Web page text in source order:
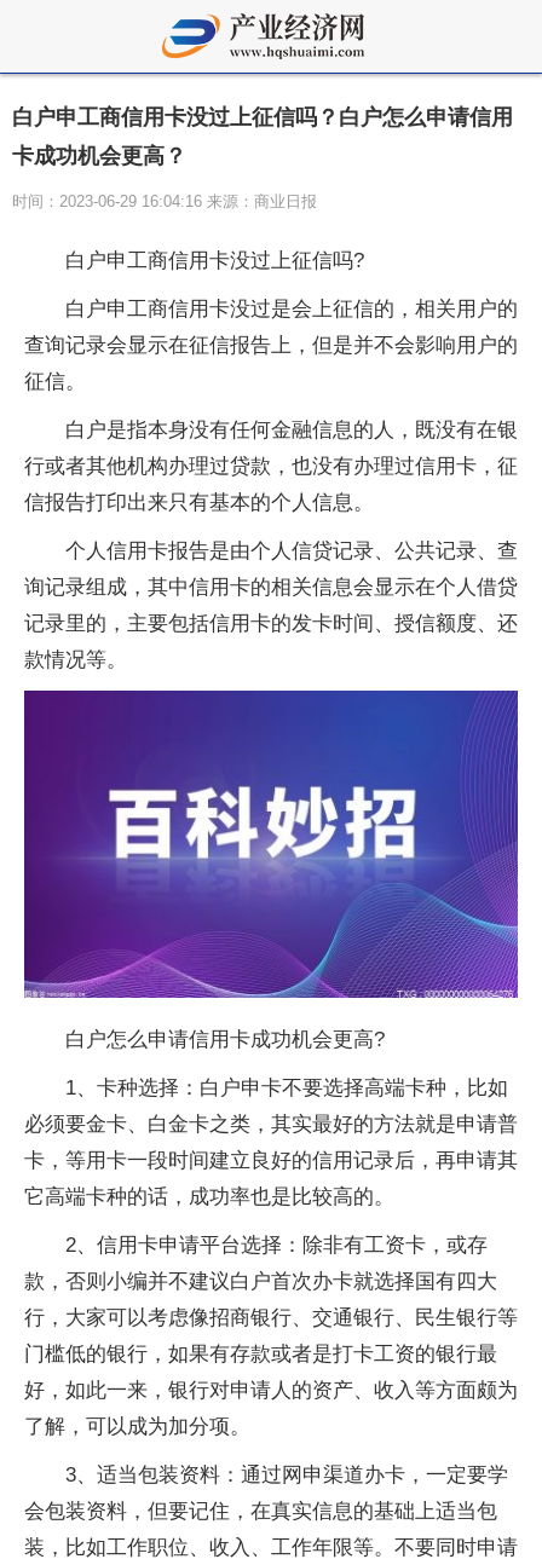
白户申工商信用卡没过上征信吗？白户怎么申请信用
卡成功机会更高？
时间：2023-06-29 16:04:16 来源：商业日报
白户申工商信用卡没过上征信吗?
白户申工商信用卡没过是会上征信的，相关用户的
查询记录会显示在征信报告上，但是并不会影响用户的
征信。
白户是指本身没有任何金融信息的人，既没有在银
行或者其他机构办理过贷款，也没有办理过信用卡，征
信报告打印出来只有基本的个人信息。
个人信用卡报告是由个人信贷记录、公共记录、查
询记录组成，其中信用卡的相关信息会显示在个人借贷
记录里的，主要包括信用卡的发卡时间、授信额度、还
款情况等。
白户怎么申请信用卡成功机会更高?
1、卡种选择：白户申卡不要选择高端卡种，比如
必须要金卡、白金卡之类，其实最好的方法就是申请普
卡，等用卡一段时间建立良好的信用记录后，再申请其
它高端卡种的话，成功率也是比较高的。
2、信用卡申请平台选择：除非有工资卡，或存
款，否则小编并不建议白户首次办卡就选择国有四大
行，大家可以考虑像招商银行、交通银行、民生银行等
门槛低的银行，如果有存款或者是打卡工资的银行最
好，如此一来，银行对申请人的资产、收入等方面颇为
了解，可以成为加分项。
3、适当包装资料：通过网申渠道办卡，一定要学
会包装资料，但要记住，在真实信息的基础上适当包
装，比如工作职位、收入、工作年限等。不要同时申请